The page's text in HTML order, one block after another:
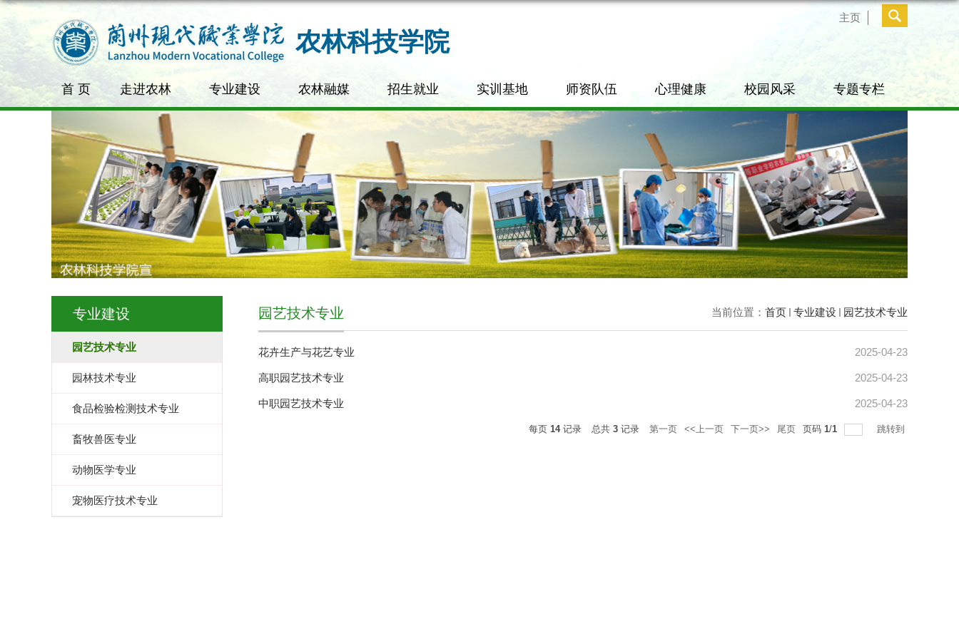
农林科技学院
主页
首 页 走进农林 专业建设 农林融媒 招生就业 实训基地 师资队伍 心理健康 校园风采 专题专栏
专业建设
园艺技术专业
园林技术专业
食品检验检测技术专业
畜牧兽医专业
动物医学专业
宠物医疗技术专业
当前位置： 首页 专业建设 园艺技术专业
园艺技术专业
花卉生产与花艺专业 2025-04-23
高职园艺技术专业 2025-04-23
中职园艺技术专业 2025-04-23
每页 14记录 总共 3 记录 第一页 <<上一页 下一页>> 尾页 页码 1/1 跳转到